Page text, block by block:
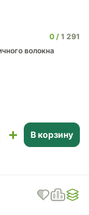
0
1 291
волокна
В корзину